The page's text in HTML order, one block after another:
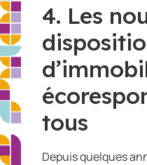
4. Les
tous
Depuis quelques